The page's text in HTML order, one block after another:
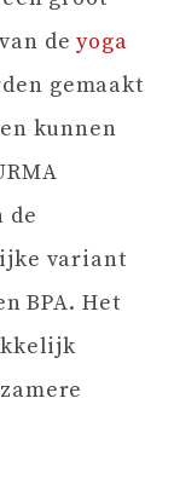
deyoga
gemaakt
kunnen
de
variant
BPA. Het